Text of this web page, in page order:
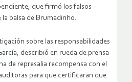
que firmó los falsos
balsa de Brumadinho.
sobre las responsabilidades
describió en rueda de prensa
de represalia recompensa con el
para que certificaran que